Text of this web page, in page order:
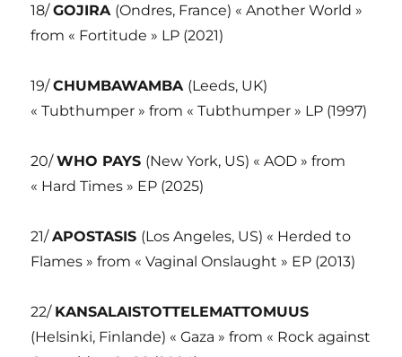
18/GOJIRA (Ondres, France) « Another World »
from « Fortitude » LP (2021)
19/CHUMBAWAMBA (Leeds, UK)
« Tubthumper » from « Tubthumper » LP (1997)
20/WHO PAYS (New York, US) « AOD » from
« Hard Times » EP (2025)
21/APOSTASIS (Los Angeles, US) « Herded to
Flames » from « Vaginal Onslaught » EP (2013)
22/ KANSALAISTOTTELEMATTOMUUS
(Helsinki, Finlande) « Gaza » from « Rock against